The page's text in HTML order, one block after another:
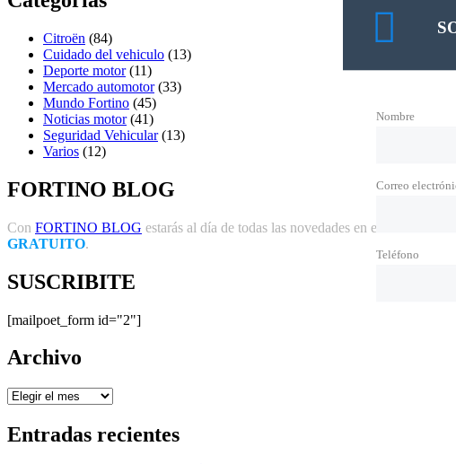
Citroën (84)
Cuidado del vehiculo (13)
Deporte motor(11)
Mercado automotor(33)
Mundo Fortino (45)
Noticias motor(41)
Seguridad Vehicular(13)
Varios (12)
FORTINO BLOG
Con FORTINO BLOG estarás al día de todas las novedades en el mundo
GRATUITO.
SUSCRIBITE
[mailpoet_form id="2"]
Archivo
Archivo
Entradas recientes
Nombre
Correo
Teléfono